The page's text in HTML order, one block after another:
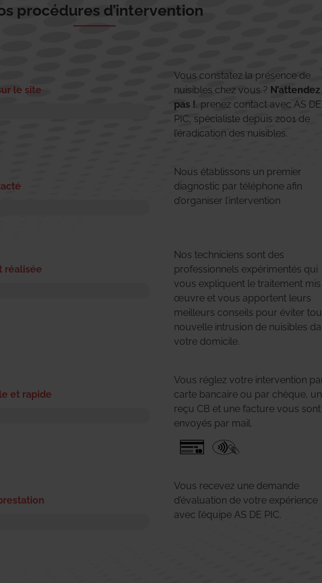
procédures d’intervention
le site
Vous constatez la présence de
nuisibles chez vous ? N’attendez
pas !, prenez contact avec AS DE
PIC, spécialiste depuis 2001 de
l’éradication des nuisibles.
Nous établissons un premier
diagnostic par téléphone afin
d’organiser l’intervention
réalisée
Nos techniciens sont des
professionnels expérimentés qui
vous expliquent le traitement mis
œuvre et vous apportent leurs
meilleurs conseils pour éviter
nouvelle intrusion de nuisibles
votre domicile.
et rapide
Vous réglez votre intervention
carte bancaire ou par chèque, un
reçu CB et une facture vous sont
envoyés par mail.
Vous recevez une demande
d’évaluation de votre expérience
avec l’équipe AS DE PIC.